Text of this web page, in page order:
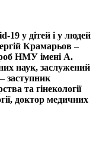
19 у дітей і у людей
Крамарьов –
НМУ імені А.
наук, заслужений
заступник
та гінекології
доктор медичних